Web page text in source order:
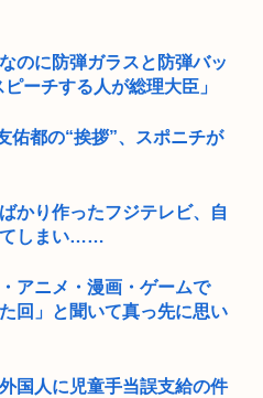
のに防弾ガラスと防弾バッ
ーチする人が総理大臣」
佑都の“挨拶”、スポニチが
かり作ったフジテレビ、自
てしまい……
アニメ・漫画・ゲームで
回」と聞いて真っ先に思い
国人に児童手当誤支給の件